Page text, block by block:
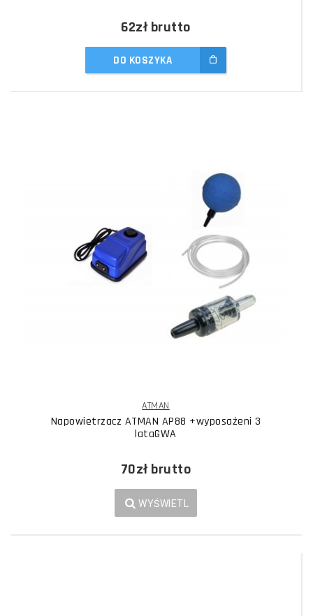
62złbrutto
DO KOSZYKA
ATMAN
Napowietrzacz ATMAN AP88 +wyposażeni 3
lataGWA
70złbrutto
WYŚWIETL